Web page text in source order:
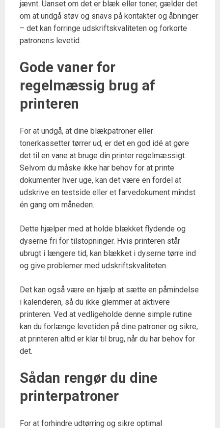
jævnt. Uanset om det er blæk eller toner, gælder det
om at undgå støv og snavs på kontakter og åbninger
– det kan forringe udskriftskvaliteten og forkorte
patronens levetid.
Gode vaner for
regelmæssig brug af
printeren
For at undgå, at dine blækpatroner eller
tonerkassetter tørrer ud, er det en god idé at gøre
det til en vane at bruge din printer regelmæssigt.
Selvom du måske ikke har behov for at printe
dokumenter hver uge, kan det være en fordel at
udskrive en testside eller et farvedokument mindst
én gang om måneden.
Dette hjælper med at holde blækket flydende og
dyserne fri for tilstopninger. Hvis printeren står
ubrugt i længere tid, kan blækket i dyserne tørre ind
og give problemer med udskriftskvaliteten.
Det kan også være en hjælp at sætte en påmindelse
i kalenderen, så du ikke glemmer at aktivere
printeren. Ved at vedligeholde denne simple rutine
kan du forlænge levetiden på dine patroner og sikre,
at printeren altid er klar til brug, når du har behov for
det.
Sådan rengør du dine
printerpatroner
For at forhindre udtørring og sikre optimal